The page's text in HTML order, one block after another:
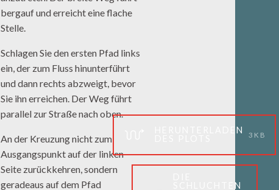
bergauf und erreicht eine flache
Stelle.
Schlagen Sie den ersten Pfad links
ein, der zum Fluss hinunterführt
und dann rechts abzweigt, bevor
Sie ihn erreichen. Der Weg führt
parallel zur Straße nach oben.
An der Kreuzung nicht zum
Ausgangspunkt auf der linken
Seite zurückkehren, sondern
geradeaus auf dem Pfad
HERUNTERLADEN
3KB
SCHLUCHTEN